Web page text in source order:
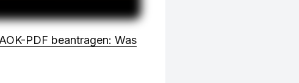
PDF beantragen: Was